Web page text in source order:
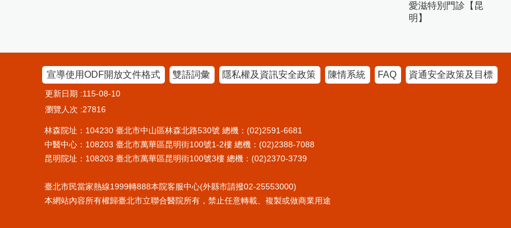
愛滋特別門診【昆
明】
宣導使用ODF開放文件格式 雙語詞彙 隱私權及資訊安全政策 陳情系統 FAQ 資通安全政策及目標
更新日期
115-08-10
瀏覽人次
27816
林森院址：104230 臺北市中山區林森北路530號 總機：(02)2591-6681
中醫中心：108203 臺北市萬華區昆明街100號1-2樓 總機：(02)2388-7088
昆明院址：108203 臺北市萬華區昆明街100號3樓 總機：(02)2370-3739
臺北市民當家熱線1999轉888本院客服中心(外縣市請撥02-25553000)
本網站內容所有權歸臺北市立聯合醫院所有，禁止任意轉載、複製或做商業用途